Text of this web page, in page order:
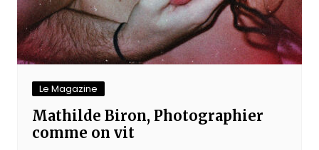
Le Magazine
Mathilde Biron, Photographier
comme on vit